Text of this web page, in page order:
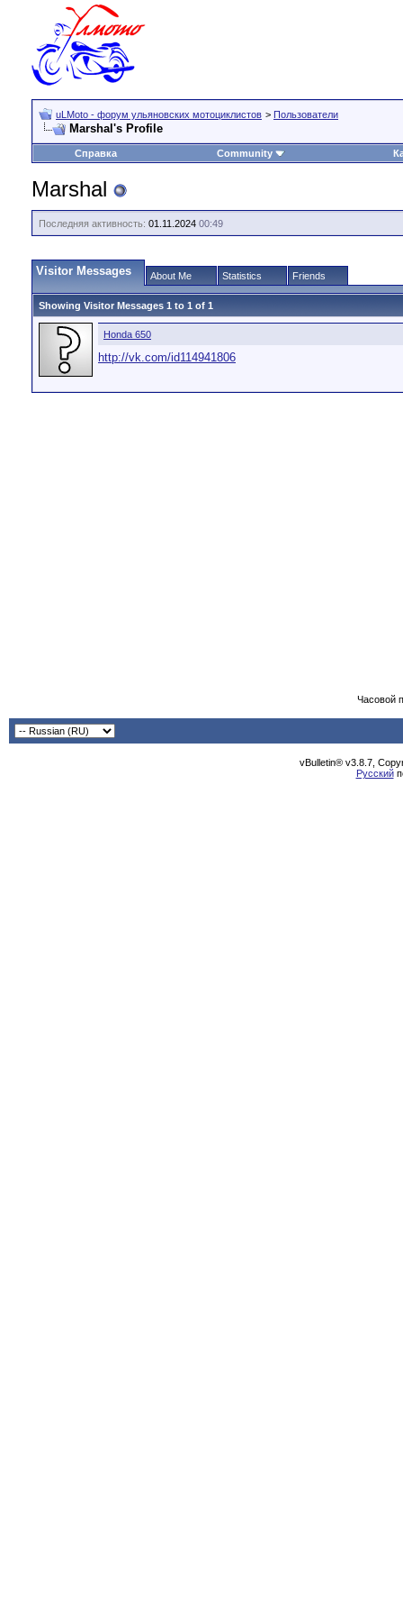
uLMoto - форум ульяновских мотоциклистов > Пользователи
Marshal's Profile
Справка Community
Marshal
Последняя активность: 01.11.2024 00:49
Visitor Messages About Me Statistics Friends
Showing Visitor Messages 1 to 1 of 1
Honda 650
http://vk.com/id114941806
Часовой
vBulletin® v3.8.7,
Русский